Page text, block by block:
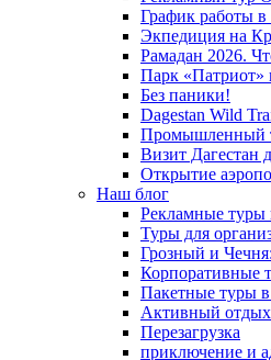
График работы
Экпедиция на
Рамадан 2026.
Парк «Патриот»
Без паники!
Dagestan Wild
Промышленный
Визит Дагестан
Открытие
Наш блог
Рекламные туры
Туры для
Грозный и
Корпоративные
Пакетные туры
Активный отдых
Перезагрузка
приключение и